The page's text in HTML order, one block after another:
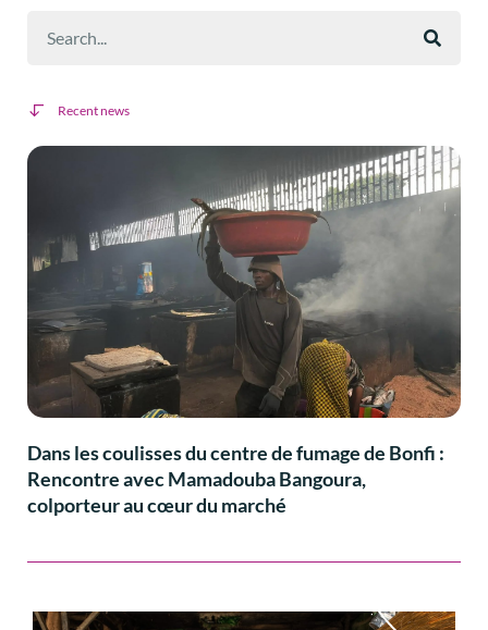
Recent news
Dans les coulisses du centre de fumage de Bonfi :
Rencontre avec Mamadouba Bangoura,
colporteur au cœur du marché